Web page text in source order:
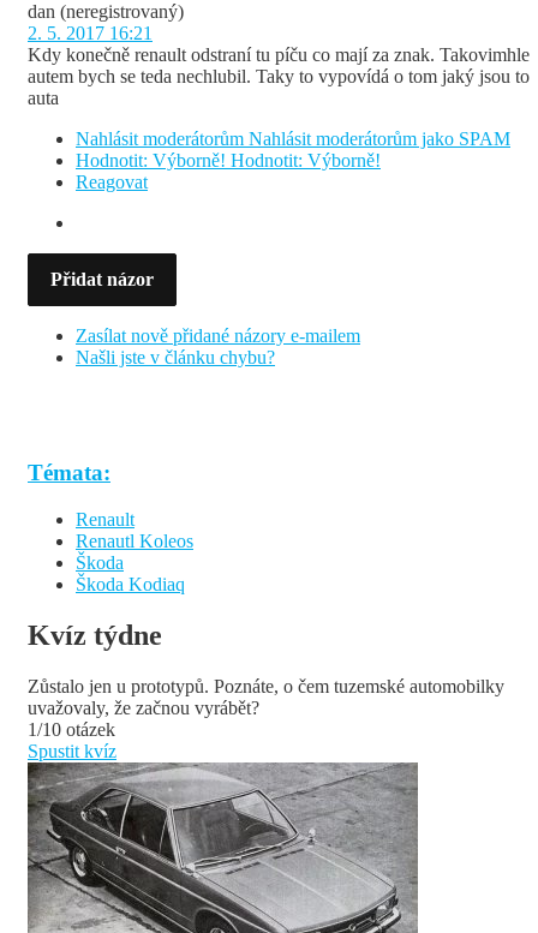
dan (neregistrovaný)
2. 5. 2017 16:21
Kdy konečně renault odstraní tu píču co mají za znak. Takovimhle
autem bych se teda nechlubil. Taky to vypovídá o tom jaký jsou to
auta
Nahlásit moderátorům Nahlásit moderátorům jako SPAM
Hodnotit: Výborně! Hodnotit: Výborně!
Reagovat
Přidat názor
Zasílat nově přidané názory e-mailem
Našli jste v článku chybu?
Témata:
Renault
Renautl Koleos
Škoda
Škoda Kodiaq
Kvíz týdne
Zůstalo jen u prototypů. Poznáte, o čem tuzemské automobilky
uvažovaly, že začnou vyrábět?
1/10 otázek
Spustit kvíz